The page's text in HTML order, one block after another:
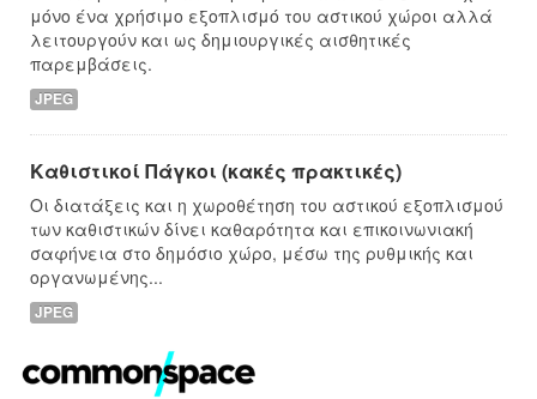
μόνο ένα χρήσιμο εξοπλισμό του αστικού χώροι αλλά
λειτουργούν και ως δημιουργικές αισθητικές
παρεμβάσεις.
JPEG
Καθιστικοί Πάγκοι (κακές πρακτικές)
Οι διατάξεις και η χωροθέτηση του αστικού εξοπλισμού
των καθιστικών δίνει καθαρότητα και επικοινωνιακή
σαφήνεια στο δημόσιο χώρο, μέσω της ρυθμικής και
οργανωμένης...
JPEG